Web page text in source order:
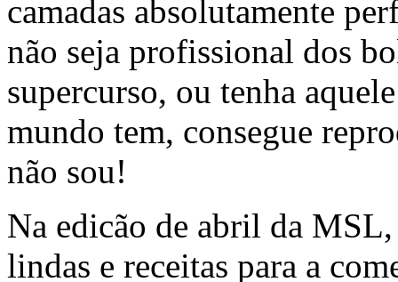
camadas absolutamente
não seja profissional dos
supercurso, ou tenha
mundo tem, consegue
não sou!
Na edicão de abril da
lindas e receitas para a